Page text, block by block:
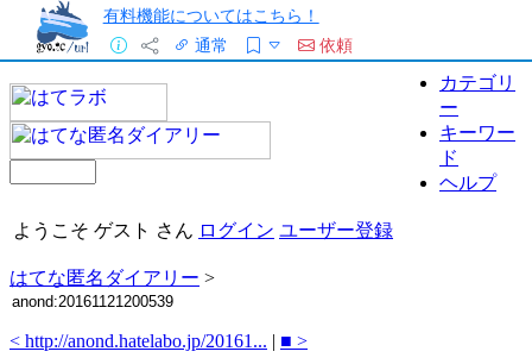
有料機能についてはこちら！
通常
依頼